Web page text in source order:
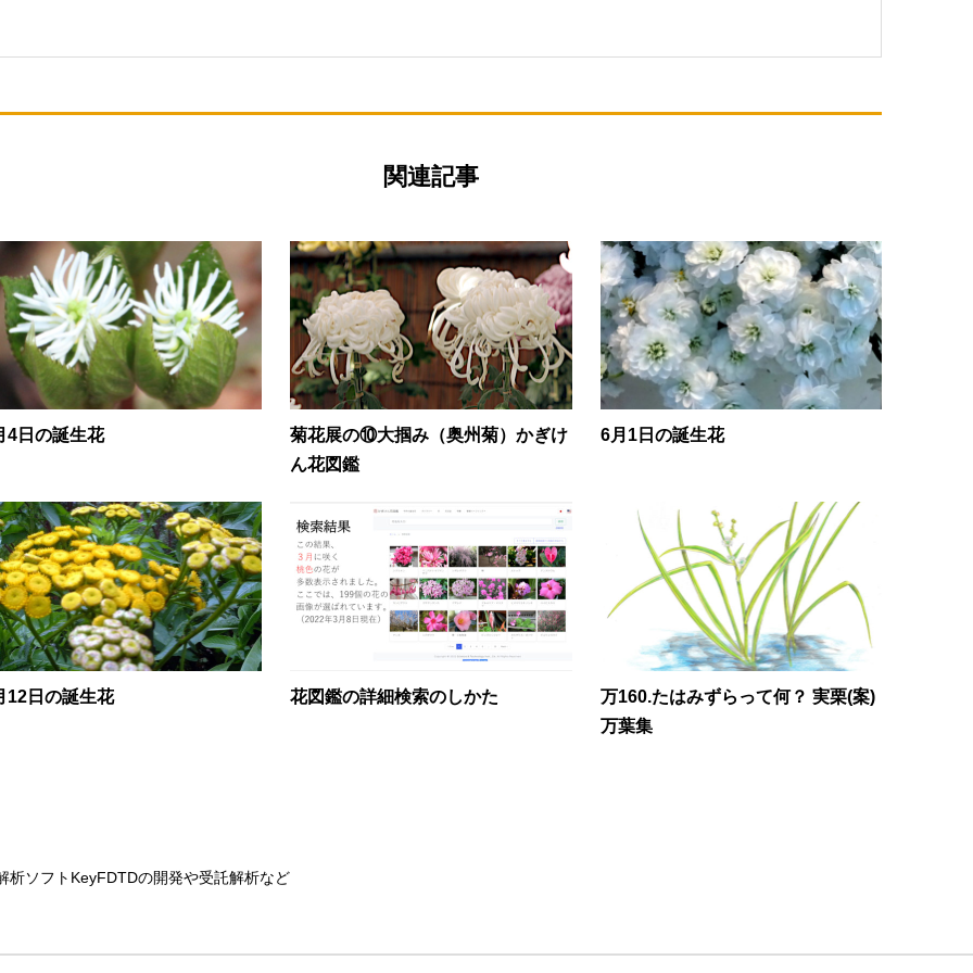
関連記事
4日の誕生花
菊花展の⑩大掴み（奥州菊）かぎけ
ん花図鑑
6月1日の誕生花
12日の誕生花 花図鑑の詳細検索のしかた
万160.たはみずらって何？ 実栗(案)
万葉集
析ソフトKeyFDTDの開発や受託解析など